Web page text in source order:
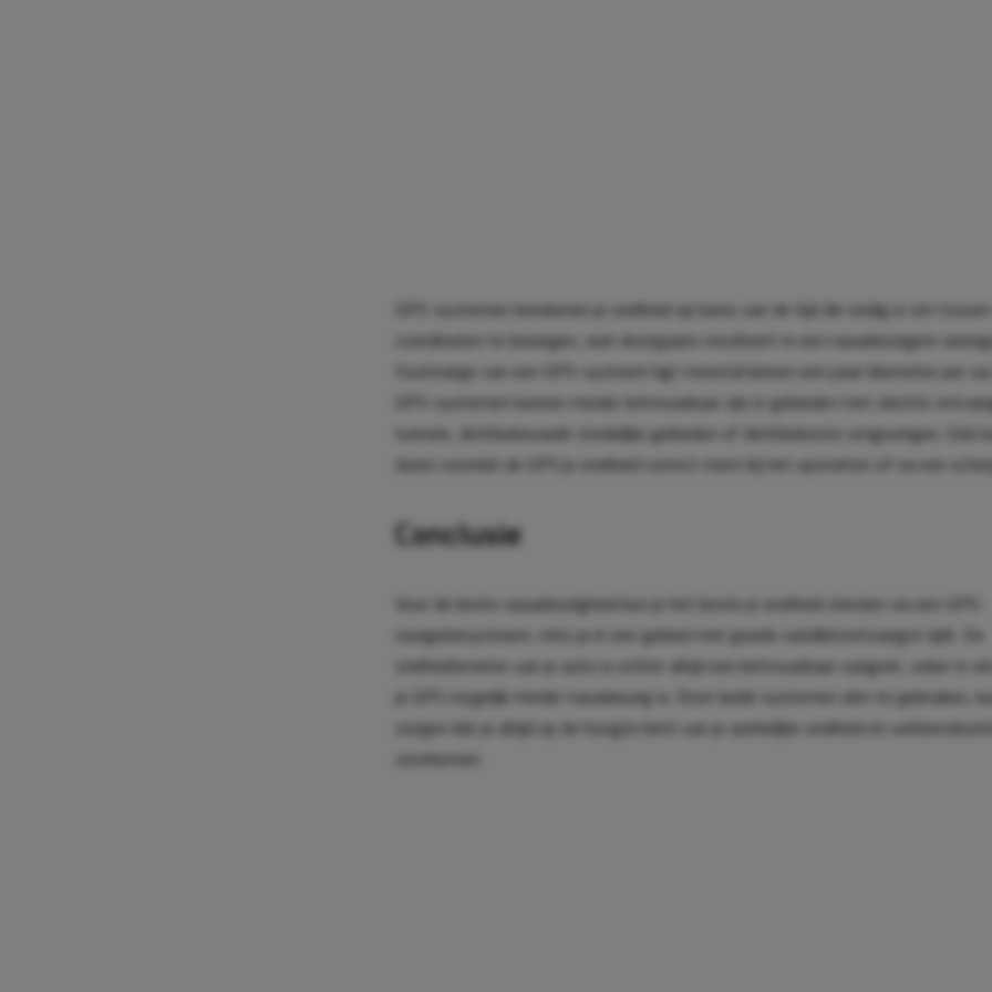
GPS-systemen berekenen je snelheid op basis van de tijd die nodig is om
coördinaten te bewegen, wat doorgaans resulteert in een nauwkeurigere
foutmarge van een GPS-systeem ligt meestal binnen een paar kilometer per
GPS-systemen kunnen minder betrouwbaar zijn in gebieden met slechte
tunnels, dichtbebouwde stedelijke gebieden of dichtbeboste omgevingen. Ook
duren voordat de GPS je snelheid correct meet bij het opstarten of na een
Conclusie
Voor de beste nauwkeurigheid kun je het beste je snelheid checken via een GPS-
navigatiesysteem, mits je in een gebied met goede satellietontvangst rijdt. De
snelheidsmeter van je auto is echter altijd een betrouwbaar vangnet, zeker in
je GPS mogelijk minder nauwkeurig is. Door beide systemen slim te gebruiken,
zorgen dat je altijd op de hoogte bent van je werkelijke snelheid en
voorkomen.